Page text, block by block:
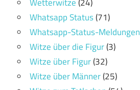
Whatsapp Status(71)
Whatsapp-Status-Meldungen
Witze über die Figur(3)
Witze über Figur(32)
Witze über Männer(25)